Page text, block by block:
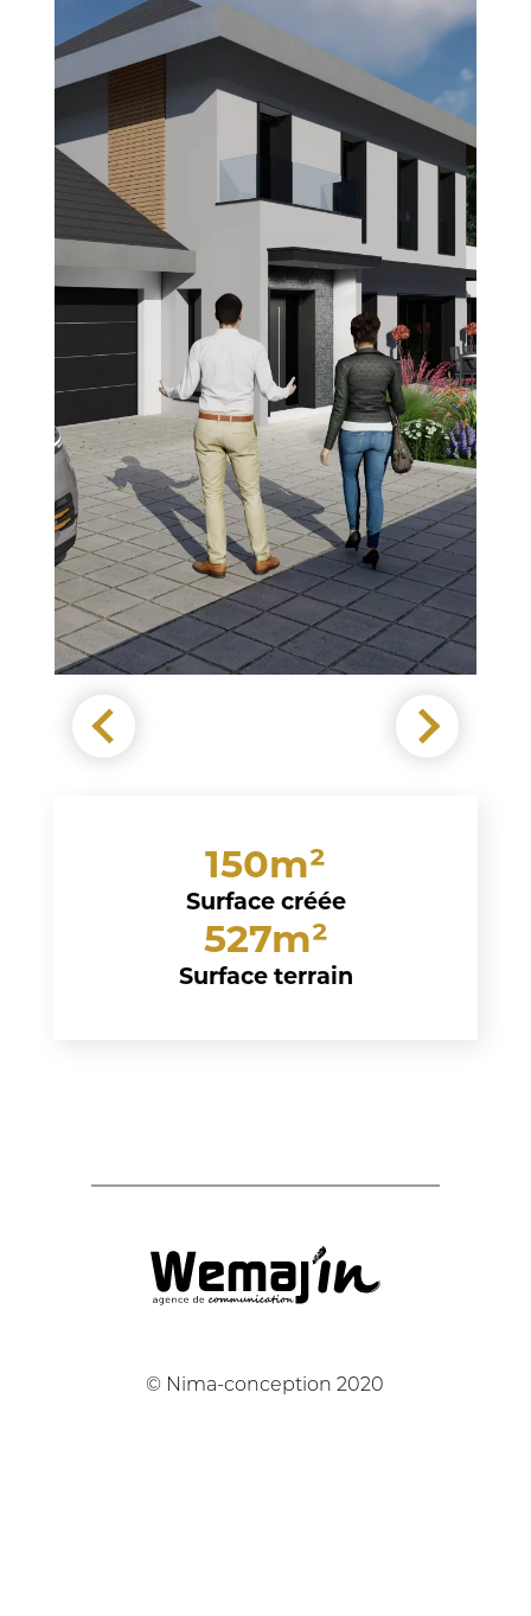
150m²
Surface créée
527m²
Surface terrain
© Nima-conception 2020